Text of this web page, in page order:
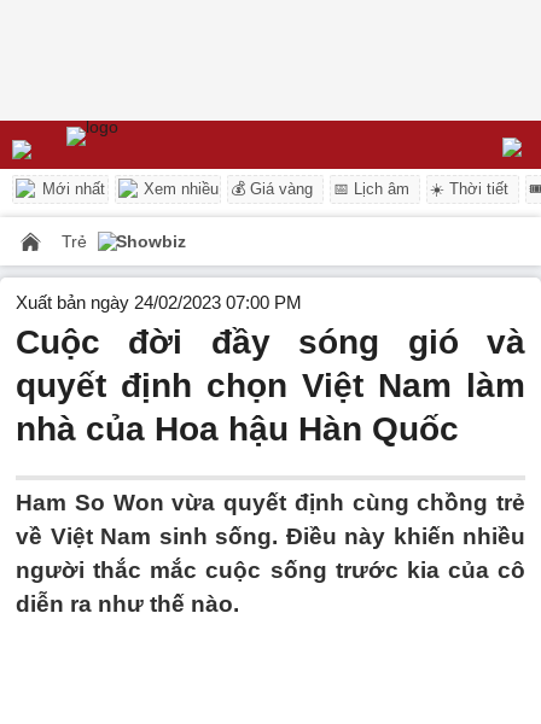
Mới nhất Xem nhiều 💰 Giá vàng 📅 Lịch âm ☀️ Thời tiết
Trẻ Showbiz
Xuất bản ngày 24/02/2023 07:00 PM
Cuộc đời đầy sóng gió và
quyết định chọn Việt Nam làm
nhà của Hoa hậu Hàn Quốc
Ham So Won vừa quyết định cùng chồng trẻ
về Việt Nam sinh sống. Điều này khiến nhiều
người thắc mắc cuộc sống trước kia của cô
diễn ra như thế nào.